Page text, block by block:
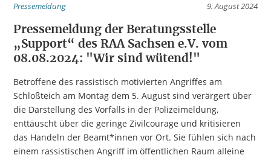
Pressemeldung 9. August 2024
Pressemeldung der Beratungsstelle
„Support“ des RAA Sachsen e.V. vom
08.08.2024: "Wir sind wütend!"
Betroffene des rassistisch motivierten Angriffes am
Schloßteich am Montag dem 5. August sind verärgert über
die Darstellung des Vorfalls in der Polizeimeldung,
enttäuscht über die geringe Zivilcourage und kritisieren
das Handeln der Beamt*innen vor Ort. Sie fühlen sich nach
einem rassistischen Angriff im öffentlichen Raum alleine